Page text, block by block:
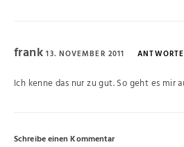
frank13. NOVEMBER 2011
Ich kenne das nur zu gut. So geht es mir
Schreibe einen Kommentar